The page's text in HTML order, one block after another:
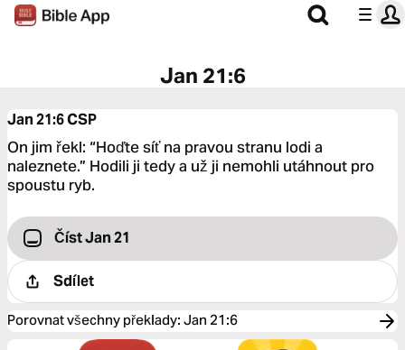
Jan 21:6
Jan 21:6CSP
On jim řekl: “Hoďte síť na pravou stranu lodi a
naleznete.” Hodili ji tedy a už ji nemohli utáhnout pro
spoustu ryb.
Číst Jan 21
Sdílet
Porovnat všechny překlady: Jan 21:6